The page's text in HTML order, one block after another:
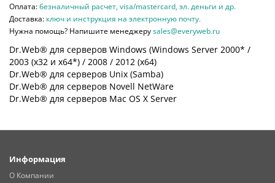
Оплата:безналичный расчет, visa/mastercard, эл. деньги и др.
Доставка: ключ и инструкция на электронную почту.
Нужна помощь? Напишите менеджеруsales@everyweb.ru
Dr.Web® для серверов Windows (Windows Server 2000* /
2003 (х32 и х64*) / 2008 / 2012 (х64)
Dr.Web® для серверов Unix (Samba)
Dr.Web® для серверов Novell NetWare
Dr.Web® для серверов Mac OS X Server
Информация
О Компании